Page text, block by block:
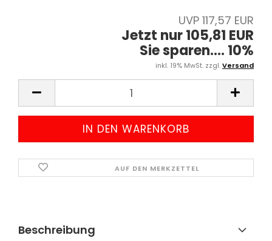
UVP 117,57 EUR
Jetzt nur 105,81 EUR
Sie sparen.... 10%
inkl. 19% MwSt. zzgl.Versand
AUF DEN MERKZETTEL
Beschreibung